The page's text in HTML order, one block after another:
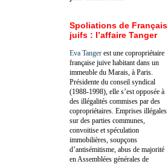
Spoliations de Français
juifs : l’affaire Tanger
Eva Tanger est une copropriétaire
française juive habitant dans un
immeuble du Marais, à Paris.
Présidente du conseil syndical
(1988-1998), elle s’est opposée à
des illégalités commises par des
copropriétaires. Emprises illégales
sur des parties communes,
convoitise et spéculation
immobilières, soupçons
d’antisémitisme, abus de majorité
en Assemblées générales de